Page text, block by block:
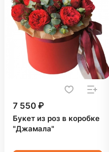
7 550 ₽
Букет из роз в коробке
"Джамала"